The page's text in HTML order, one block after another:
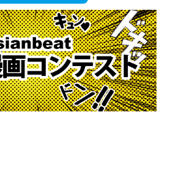
English
ภาษาไทย
tiéng Viêt
Bahasa Indonesia